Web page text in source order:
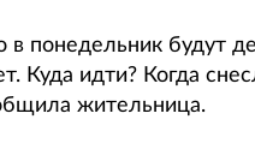
в понедельник будут
Куда идти? Когда
жительница.